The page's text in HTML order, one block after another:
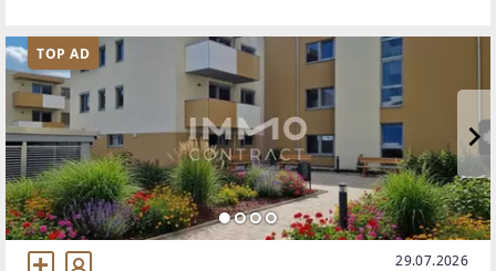
TOP AD
29.07.2026